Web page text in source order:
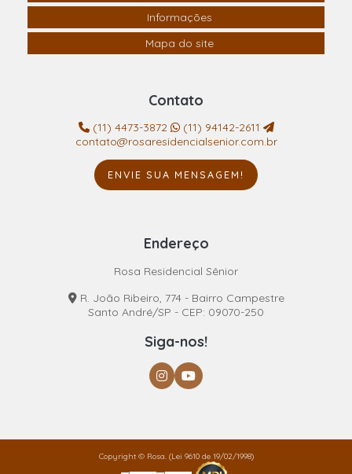
Informações
Mapa do site
Contato
(11) 4473-3872
(11) 94142-2611
contato@rosaresidencialsenior.com.br
ENVIE SUA MENSAGEM!
Endereço
Rosa Residencial Sênior
R. João Ribeiro, 774 - Bairro Campestre
Santo André/SP - CEP: 09070-250
Siga-nos!
Copyright © Rosa. (Lei 9610 de 19/02/1998)